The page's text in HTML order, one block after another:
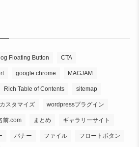
Floating Button CTA
google chrome MAGJAM
Rich Table of Contents sitemap
スタマイズ wordpressプラグイン
前.com まとめ ギャラリーサイト
バナー ファイル フロートボタン